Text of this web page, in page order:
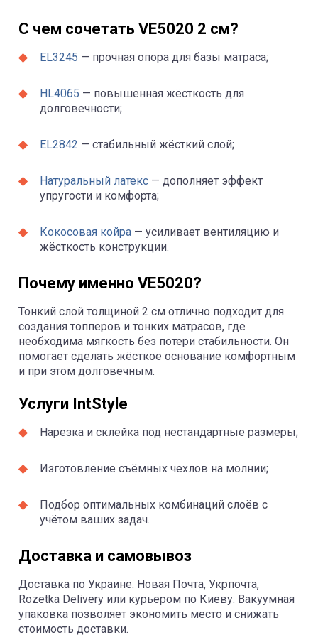
С чем сочетать VE5020 2 см?
EL3245 — прочная опора для базы матраса;
HL4065 — повышенная жёсткость для
долговечности;
EL2842 — стабильный жёсткий слой;
Натуральный латекс — дополняет эффект
упругости и комфорта;
Кокосовая койра — усиливает вентиляцию и
жёсткость конструкции.
Почему именно VE5020?
Тонкий слой толщиной 2 см отлично подходит для
создания топперов и тонких матрасов, где
необходима мягкость без потери стабильности. Он
помогает сделать жёсткое основание комфортным
и при этом долговечным.
Услуги IntStyle
Нарезка и склейка под нестандартные размеры;
Изготовление съёмных чехлов на молнии;
Подбор оптимальных комбинаций слоёв с
учётом ваших задач.
Доставка и самовывоз
Доставка по Украине: Новая Почта, Укрпочта,
Rozetka Delivery или курьером по Киеву. Вакуумная
упаковка позволяет экономить место и снижать
стоимость доставки.